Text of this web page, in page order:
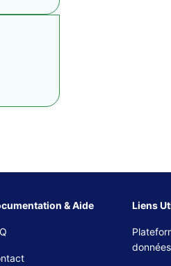
& Aide Liens